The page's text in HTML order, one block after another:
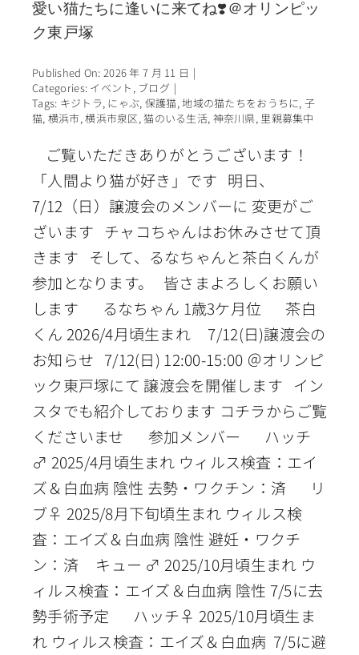
愛い猫たちに逢いに来てね❣️＠オリンピッ
ク東戸塚
Published On: 2026 年 7 月 11 日 |
Categories: イベント , ブログ |
Tags: キジトラ, にゃぶ, 保護猫,地域の猫たちをおうちに,子
猫, 横浜市,横浜市泉区,猫のいる生活, 神奈川県, 里親募集中
ご覧いただきありがとうございます！
「人間より猫が好き」です 明日、
7/12（日）譲渡会のメンバーに 変更がご
ざいます チャコちゃんはお休みさせて頂
きます そして、るなちゃんと茶白くんが
参加となります。 皆さまよろしくお願い
します るなちゃん 1歳3ケ月位 茶白
くん 2026/4月頃生まれ 7/12(日)譲渡会の
お知らせ 7/12(日) 12:00-15:00 ＠オリンピ
ック東戸塚にて 譲渡会を開催します イン
スタでも紹介しております コチラからご覧
くださいませ 参加メンバー ハッチ
♂ 2025/4月頃生まれ ウィルス検査：エイ
ズ＆白血病 陰性 去勢・ワクチン：済 リ
ブ♀ 2025/8月下旬頃生まれ ウィルス検
査：エイズ＆白血病 陰性 避妊・ワクチ
ン：済 キュー ♂ 2025/10月頃生まれ ウ
ィルス検査：エイズ＆白血病 陰性 7/5に去
勢手術予定 ハッチ♀ 2025/10月頃生ま
れ ウィルス検査：エイズ＆白血病 7/5に避